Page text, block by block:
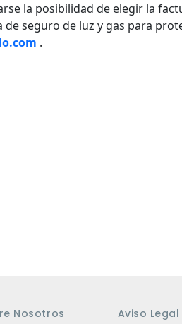
la posibilidad de elegir la
seguro de luz y gas para
.
Nosotros Aviso Legal